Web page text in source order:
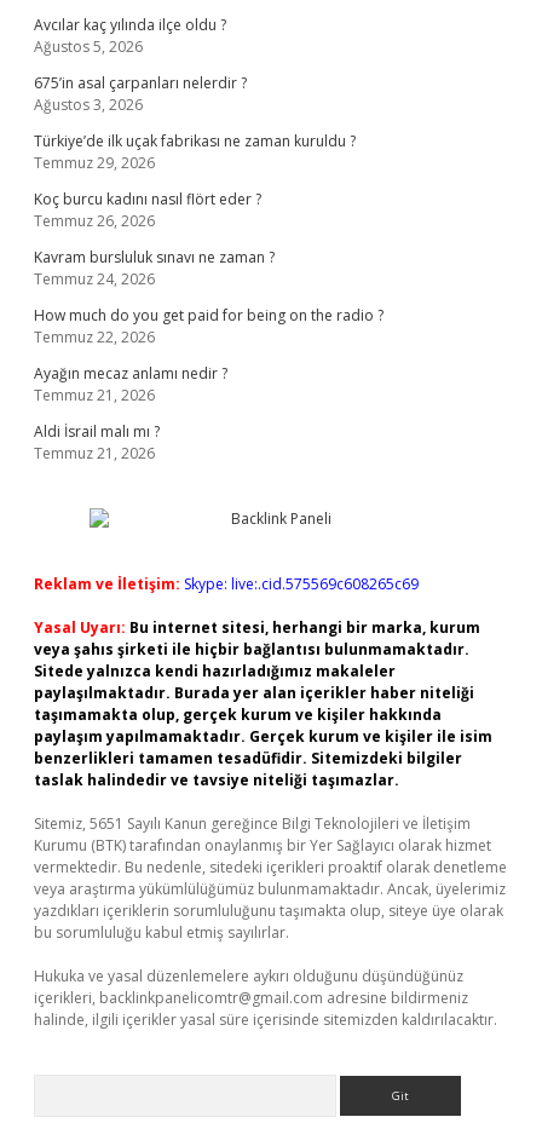
Avcılar kaç yılında ilçe oldu ?
Ağustos 5, 2026
675’in asal çarpanları nelerdir ?
Ağustos 3, 2026
Türkiye’de ilk uçak fabrikası ne zaman kuruldu ?
Temmuz 29, 2026
Koç burcu kadını nasıl flört eder ?
Temmuz 26, 2026
Kavram bursluluk sınavı ne zaman ?
Temmuz 24, 2026
How much do you get paid for being on the radio ?
Temmuz 22, 2026
Ayağın mecaz anlamı nedir ?
Temmuz 21, 2026
Aldi İsrail malı mı ?
Temmuz 21, 2026
Reklam ve İletişim: Skype: live:.cid.575569c608265c69
Yasal Uyarı: Bu internet sitesi, herhangi bir marka, kurum
veya şahıs şirketi ile hiçbir bağlantısı bulunmamaktadır.
Sitede yalnızca kendi hazırladığımız makaleler
paylaşılmaktadır. Burada yer alan içerikler haber niteliği
taşımamakta olup, gerçek kurum ve kişiler hakkında
paylaşım yapılmamaktadır. Gerçek kurum ve kişiler ile isim
benzerlikleri tamamen tesadüfidir. Sitemizdeki bilgiler
taslak halindedir ve tavsiye niteliği taşımazlar.
Sitemiz, 5651 Sayılı Kanun gereğince Bilgi Teknolojileri ve İletişim
Kurumu (BTK) tarafından onaylanmış bir Yer Sağlayıcı olarak hizmet
vermektedir. Bu nedenle, sitedeki içerikleri proaktif olarak denetleme
veya araştırma yükümlülüğümüz bulunmamaktadır. Ancak, üyelerimiz
yazdıkları içeriklerin sorumluluğunu taşımakta olup, siteye üye olarak
bu sorumluluğu kabul etmiş sayılırlar.
Hukuka ve yasal düzenlemelere aykırı olduğunu düşündüğünüz
içerikleri, backlinkpanelicomtr@gmail.com adresine bildirmeniz
halinde, ilgili içerikler yasal süre içerisinde sitemizden kaldırılacaktır.